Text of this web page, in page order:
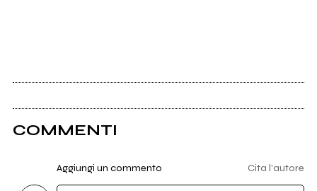
COMMENTI
Aggiungi un commento Cita l'autore